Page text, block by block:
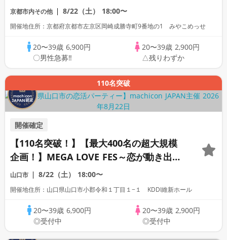
FES～恋が動き出す出会いの祭典～
京都市内その他 8/22（土） 18:00〜
開催地住所：京都府京都市左京区岡崎成勝寺町9番地の1 みやこめっせ
20〜39歳6,900円
〇男性急募‼
20〜39歳2,900円
△残りわずか
110名突破
開催確定
【110名突破！】【最大400名の超大規模
企画！】MEGA LOVE FES～恋が動き出す
出会いの祭典～
山口市 8/22（土） 18:00〜
開催地住所：山口県山口市小郡令和１丁目１−１ KDDI維新ホール
20〜39歳 6,900円
◎受付中
20〜39歳 2,900円
◎受付中